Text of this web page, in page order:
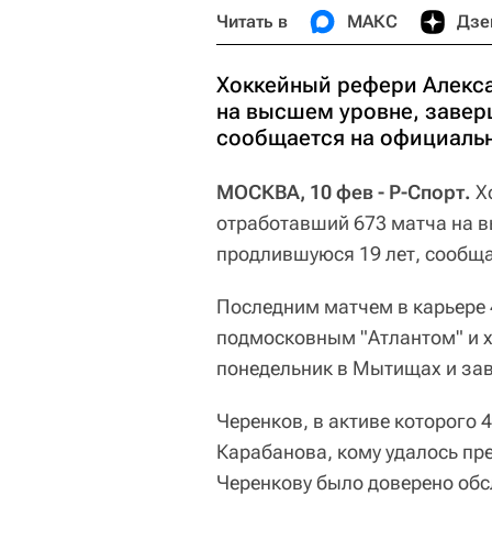
Читать в МАКС
Хоккейный рефери
на высшем уровне,
сообщается на
МОСКВА, 10 фев - Р-Спорт.
отработавший 673 матча на
продлившуюся 19 лет,
Последним матчем в карьере
подмосковным "Атлантом" и
понедельник в Мытищах и
Черенков, в активе
Карабанова, кому удалось
Черенкову было доверено